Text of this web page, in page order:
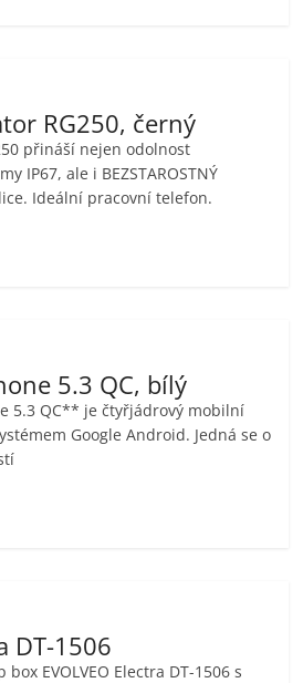
RG250, černý
přináší nejen odolnost
IP67, ale i BEZSTAROSTNÝ
Ideální pracovní telefon.
5.3 QC, bílý
5.3 QC** je čtyřjádrový mobilní
Google Android. Jedná se o
DT-1506
EVOLVEO Electra DT-1506 s